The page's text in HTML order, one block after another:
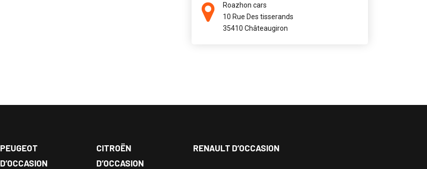
Roazhon cars
10 Rue Des tisserands
35410 Châteaugiron
PEUGEOT
D’OCCASION
CITROËN
D’OCCASION
RENAULT D’OCCASION